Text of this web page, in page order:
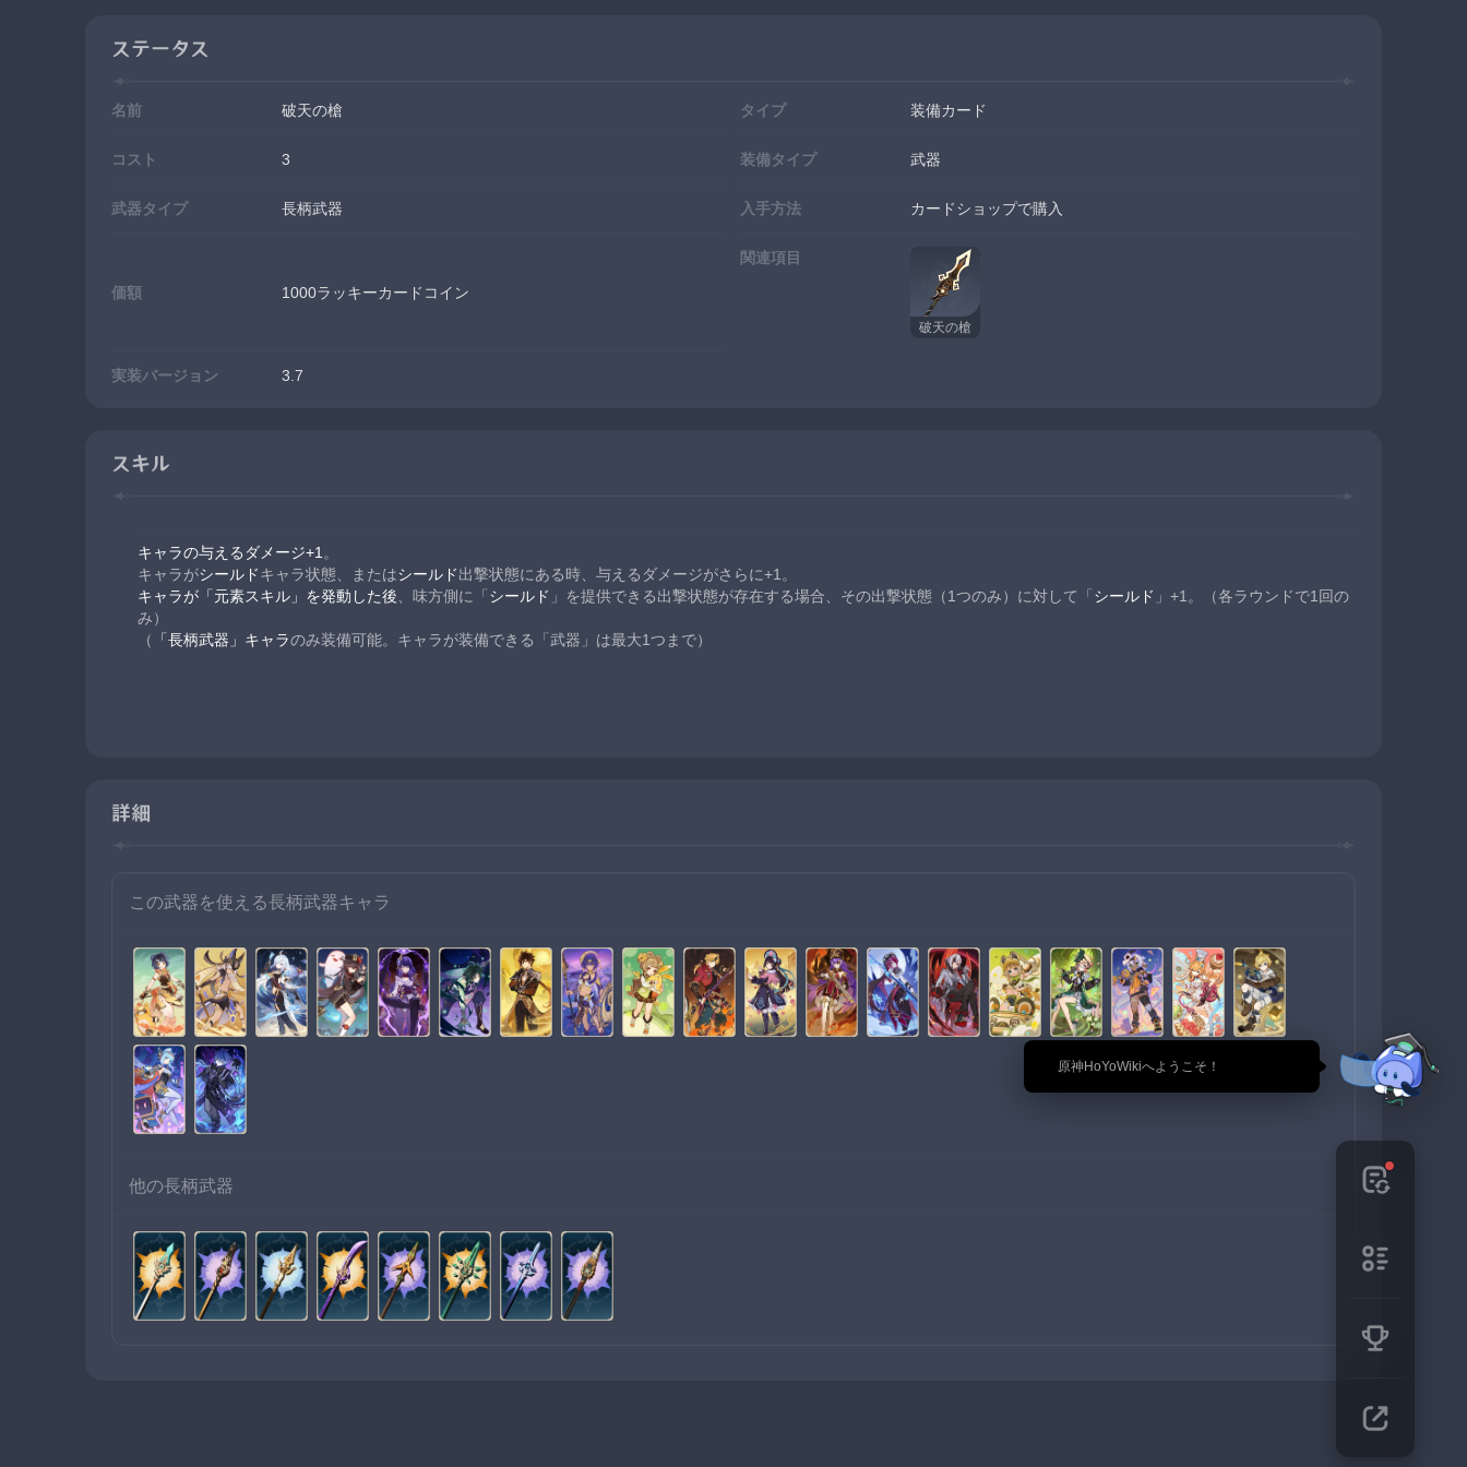
🎉 原神HoYoWikiへようこそ！
ステータス
名前 破天の槍 タイプ 装備カード
コスト 3 装備タイプ 武器
武器タイプ 長柄武器 入手方法 カードショップで購入
価額 1000ラッキーカードコイン
関連項目
破天の槍
実装バージョン 3.7
スキル
キャラの与えるダメージ+1 。
キャラがシールドキャラ状態、またはシールド出撃状態にある時、与えるダメージがさらに+1。
キャラが「元素スキル」を発動した後 、味方側に「 シールド 」を提供できる出撃状態が存在する場合、その出撃状態（1つのみ）に対して「 シールド 」+1。（各ラウンドで1回の
み）
（
「長柄武器」キャラのみ装備可能。キャラが装備できる「武器」は最大1つまで）
詳細
この武器を使える長柄武器キャラ
他の長柄武器